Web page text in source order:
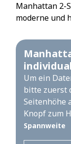
Manhattan 2-
moderne und
Um ein
bitte zuerst
Seitenhöhe
Knopf zum
Spannweite